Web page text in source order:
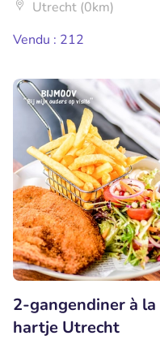
Utrecht (0km)
Vendu : 212
2-gangendiner à
hartje Utrecht